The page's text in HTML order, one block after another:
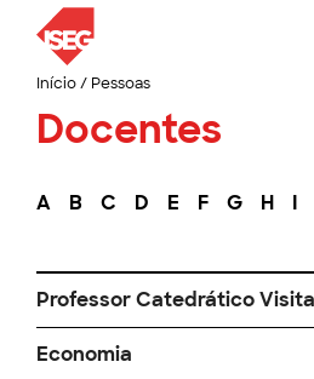
Início/ Pessoas
Docentes
A B C D E F G H I
Professor Catedrático
Economia